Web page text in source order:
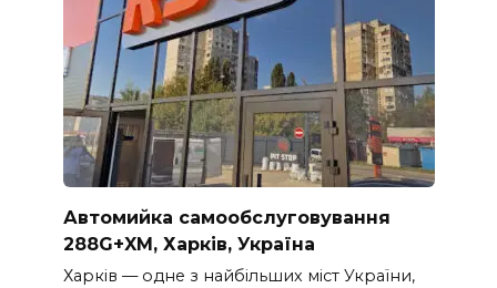
Автомийка самообслуговування
288G+XM, Харків, Україна
Харків — одне з найбільших міст України,